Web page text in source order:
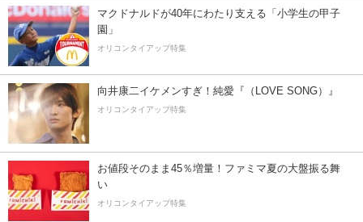
マクドナルドが40年にわたり支える「小学生の甲子
園」
オリコンタイアップ特集
向井康二イケメンすぎ！純愛『（LOVE SONG）』
オリコンタイアップ特集
お値段そのまま45％増量！ファミマ夏の大盤振る舞
い
オリコンタイアップ特集